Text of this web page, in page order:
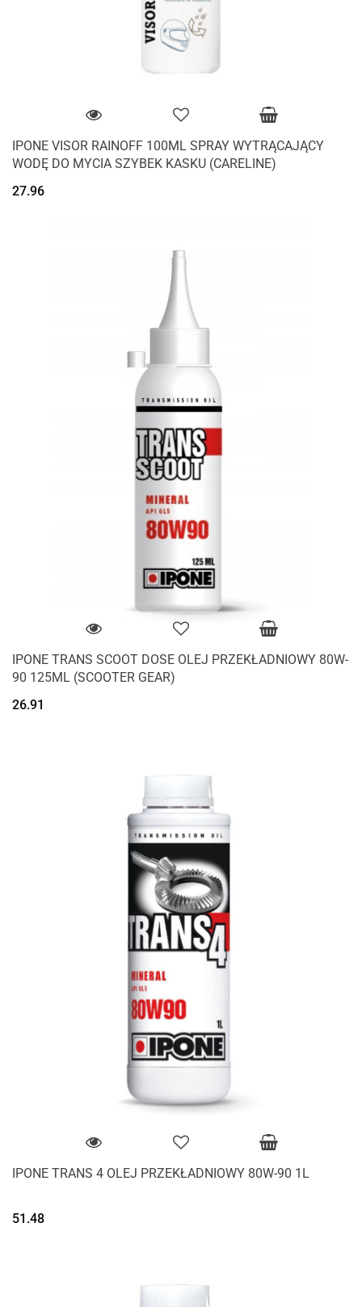
IPONE VISOR RAINOFF 100ML SPRAY WYTRĄCAJĄCY
WODĘ DO MYCIA SZYBEK KASKU (CARELINE)
27.96
IPONE TRANS SCOOT DOSE OLEJ PRZEKŁADNIOWY 80W-
90 125ML (SCOOTER GEAR)
26.91
IPONE TRANS 4 OLEJ PRZEKŁADNIOWY 80W-90 1L
51.48